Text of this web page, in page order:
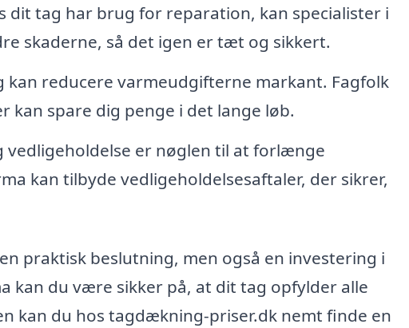
dit tag har brug for reparation, kan specialister i
skaderne, så det igen er tæt og sikkert.
kan reducere varmeudgifterne markant. Fagfolk
kan spare dig penge i det lange løb.
vedligeholdelse er nøglen til at forlænge
kan tilbyde vedligeholdelsesaftaler, der sikrer,
praktisk beslutning, men også en investering i
kan du være sikker på, at dit tag opfylder alle
kan du hos tagdækning-priser.dk nemt finde en